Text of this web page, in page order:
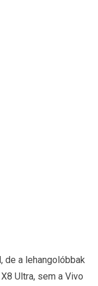
de a lehangolóbbak
Ultra, sem a Vivo